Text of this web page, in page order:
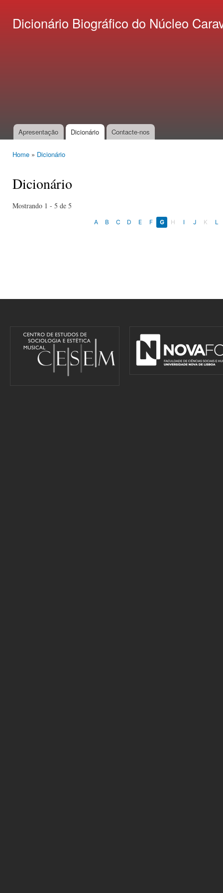
Dicionário Biográfico do Núcleo
Main menu
Apresentação Dicionário Contacte-nos
Home » Dicionário
Dicionário
Mostrando 1 - 5 de 5
A B C D E F G H I J K L